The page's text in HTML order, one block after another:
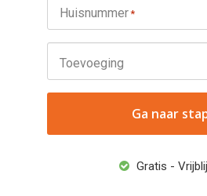
Huisnummer*
Toevoeging
Ga naar
Gratis -